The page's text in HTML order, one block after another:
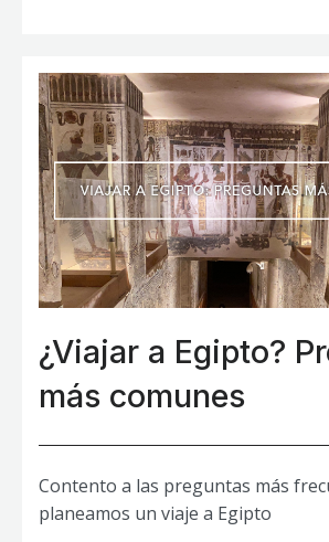
¿Viajar a Egipto?
más comunes
Contento a las preguntas más
planeamos un viaje a Egipto